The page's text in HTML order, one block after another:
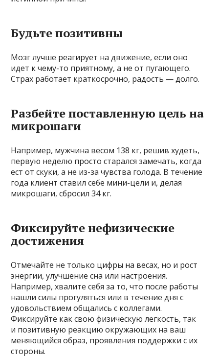
Будьте позитивны
Мозг лучше реагирует на движение, если оно
идет к чему-то приятному, а не от пугающего.
Страх работает краткосрочно, радость — долго.
Разбейте поставленную цель на
микрошаги
Например, мужчина весом 138 кг, решив худеть,
первую неделю просто старался замечать, когда
ест от скуки, а не из-за чувства голода. В течение
года клиент ставил себе мини-цели и, делая
микрошаги, сбросил 34 кг.
Фиксируйте нефизические
достижения
Отмечайте не только цифры на весах, но и рост
энергии, улучшение сна или настроения.
Например, хвалите себя за то, что после работы
нашли силы прогуляться или в течение дня с
удовольствием общались с коллегами.
Фиксируйте как свою физическую легкость, так
и позитивную реакцию окружающих на ваш
меняющийся образ, проявления поддержки с их
стороны.